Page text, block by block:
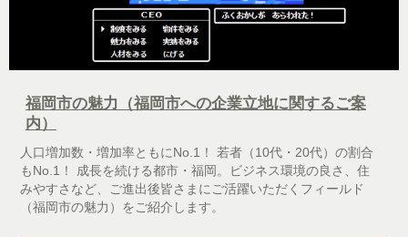
福岡市の魅力（福岡市への企業立地に関するご案
内）
人口増加数・増加率ともにNo.1！ 若者（10代・20代）の割合
もNo.1！ 成長を続ける都市・福岡。ビジネス環境の良さ、住
みやすさなど、ご進出後皆さまにご活躍いただくフィールド
（福岡市の魅力）をご紹介します。